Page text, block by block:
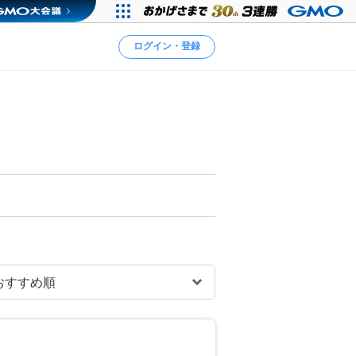
ログイン・登録